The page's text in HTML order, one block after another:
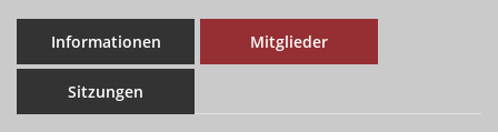
Informationen Mitglieder
Sitzungen